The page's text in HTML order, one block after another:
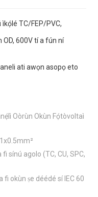
ìkọ́lé TC/FEP/PVC,
600V tí a fún ní
ati awọn asopọ eto
Oòrùn Okùn Fọ́tòvoltaì
sínú agolo (TC, CU, SPC,
fi okùn ṣe déédé sí IEC 60